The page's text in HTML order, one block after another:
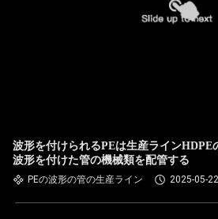
波形を付けられるPEは生産ラインHDPE
波形を付けた管の機械類を配管する
PEの波形の管の生産ライン 2025-05-22